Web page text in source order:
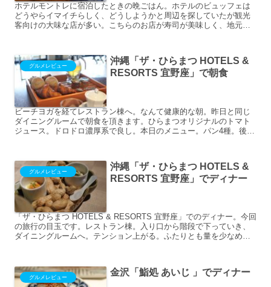
ホテルモントレに宿泊したときの晩ごはん。ホテルのビュッフェは
どうやらイマイチらしく、どうしようかと周辺を探していたが観光
客向けの大味な店が多い。こちらのお店が寿司が美味しく、地元の
グルメレビュー
沖縄「ザ・ひらまつ HOTELS &
RESORTS 宜野座」で朝食
ビーチヨガを経てレストラン棟へ。なんて健康的な朝。昨日と同じ
ダイニングルームで朝食を頂きます。ひらまつオリジナルのトマト
ジュース。ドロドロ濃厚系で良し。本日のメニュー。パン4種。後に
グルメレビュー
沖縄「ザ・ひらまつ HOTELS &
RESORTS 宜野座」でディナー
「ザ・ひらまつ HOTELS & RESORTS 宜野座」でのディナー。今回
の旅行の目玉です。レストラン棟。入り口から階段で下っていき、
ダイニングルームへ。テンション上がる。ふたりとも量を少なめで
グルメレビュー 金沢「鮨処 あいじ 」でディナー